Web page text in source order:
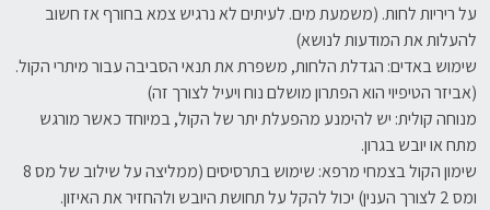
על ריריות לחות. (משמעת מים. לעיתים לא נרגיש צמא בחורף אז חשוב
להעלות את המודעות לנושא)
שימוש באדים: הגדלת הלחות, משפרת את תנאי הסביבה עבור מיתרי הקול.
(אביזר הטיפיוי הוא הפתרון מושלם נוח ויעיל לצורך זה)
מנוחה קולית: יש להימנע מהפעלת יתר של הקול, במיוחד כאשר מורגש
מתח או יובש בגרון.
שימון הקול בצמחי מרפא: שימוש בתרסיסים (ממליצה על שילוב של מס 8
ומס 2 לצורך הענין) יכול להקל על תחושת היובש ולהחזיר את האיזון.